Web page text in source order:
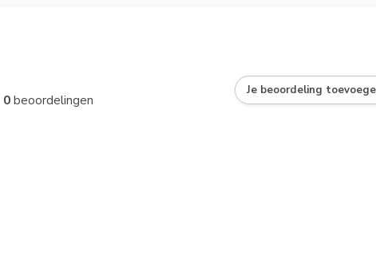
0beoordelingen
Je beoordeling